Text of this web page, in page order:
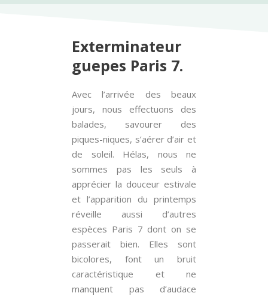
Exterminateur
guepes Paris 7.
Avec l’arrivée des beaux
jours, nous effectuons des
balades, savourer des
piques-niques, s’aérer d’air et
de soleil. Hélas, nous ne
sommes pas les seuls à
apprécier la douceur estivale
et l’apparition du printemps
réveille aussi d’autres
espèces Paris 7 dont on se
passerait bien. Elles sont
bicolores, font un bruit
caractéristique et ne
manquent pas d’audace